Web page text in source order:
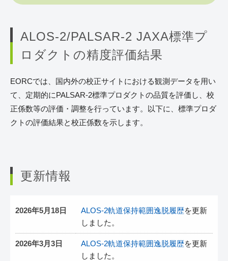
ALOS-2/PALSAR-2 JAXA標準プ
ロダクトの精度評価結果
EORCでは、国内外の校正サイトにおける観測データを用い
て、定期的にPALSAR-2標準プロダクトの品質を評価し、校
正係数等の評価・調整を行っています。以下に、標準プロダ
クトの評価結果と校正係数を示します。
更新情報